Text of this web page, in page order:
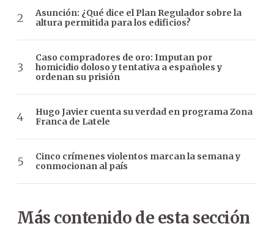
Asunción: ¿Qué dice el Plan Regulador sobre la
altura permitida para los edificios?
Caso compradores de oro: Imputan por
homicidio doloso y tentativa a españoles y
ordenan su prisión
Hugo Javier cuenta su verdad en programa Zona
Franca de Latele
Cinco crímenes violentos marcan la semana y
conmocionan al país
Más contenido de esta sección